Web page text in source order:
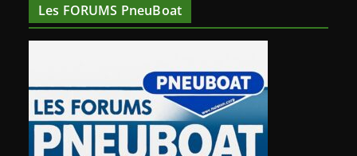
Les FORUMS PneuBoat